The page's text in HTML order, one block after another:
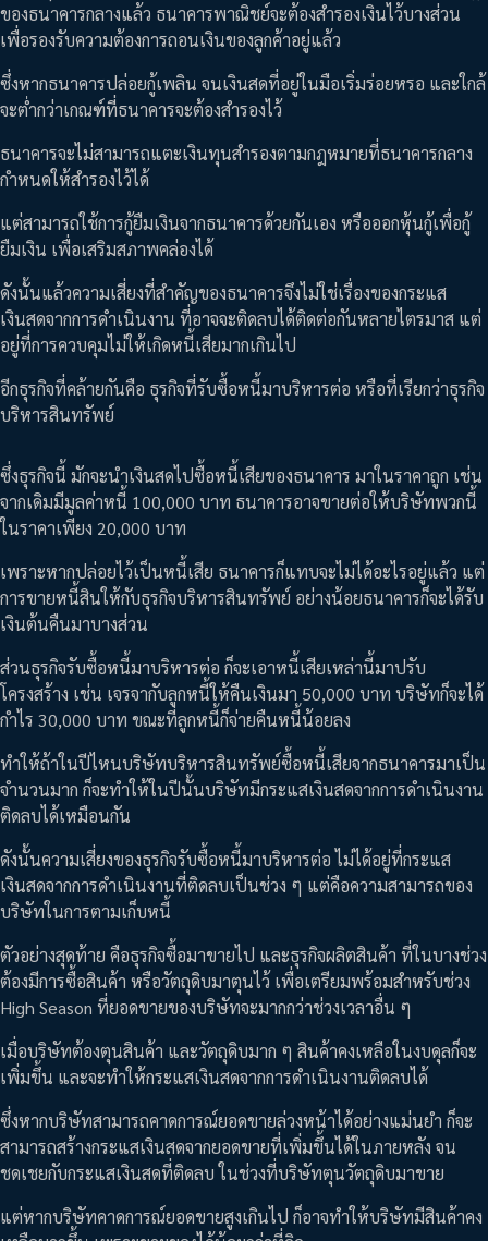
ของธนาคารกลางแล้ว ธนาคารพาณิชย์จะต้องสำรองเงินไว้บางส่วน
เพื่อรองรับความต้องการถอนเงินของลูกค้าอยู่แล้ว
ซึ่งหากธนาคารปล่อยกู้เพลิน จนเงินสดที่อยู่ในมือเริ่มร่อยหรอ และใกล้
จะต่ำกว่าเกณฑ์ที่ธนาคารจะต้องสำรองไว้
ธนาคารจะไม่สามารถแตะเงินทุนสำรองตามกฎหมายที่ธนาคารกลาง
กำหนดให้สำรองไว้ได้
แต่สามารถใช้การกู้ยืมเงินจากธนาคารด้วยกันเอง หรือออกหุ้นกู้เพื่อกู้
ยืมเงิน เพื่อเสริมสภาพคล่องได้
ดังนั้นแล้วความเสี่ยงที่สำคัญของธนาคารจึงไม่ใช่เรื่องของกระแส
เงินสดจากการดำเนินงาน ที่อาจจะติดลบได้ติดต่อกันหลายไตรมาส แต่
อยู่ที่การควบคุมไม่ให้เกิดหนี้เสียมากเกินไป
อีกธุรกิจที่คล้ายกันคือ ธุรกิจที่รับซื้อหนี้มาบริหารต่อ หรือที่เรียกว่าธุรกิจ
บริหารสินทรัพย์
ซึ่งธุรกิจนี้ มักจะนำเงินสดไปซื้อหนี้เสียของธนาคาร มาในราคาถูก เช่น
จากเดิมมีมูลค่าหนี้ 100,000 บาท ธนาคารอาจขายต่อให้บริษัทพวกนี้
ในราคาเพียง 20,000 บาท
เพราะหากปล่อยไว้เป็นหนี้เสีย ธนาคารก็แทบจะไม่ได้อะไรอยู่แล้ว แต่
การขายหนี้สินให้กับธุรกิจบริหารสินทรัพย์ อย่างน้อยธนาคารก็จะได้รับ
เงินต้นคืนมาบางส่วน
ส่วนธุรกิจรับซื้อหนี้มาบริหารต่อ ก็จะเอาหนี้เสียเหล่านี้มาปรับ
โครงสร้าง เช่น เจรจากับลูกหนี้ให้คืนเงินมา 50,000 บาท บริษัทก็จะได้
กำไร 30,000 บาท ขณะที่ลูกหนี้ก็จ่ายคืนหนี้น้อยลง
ทำให้ถ้าในปีไหนบริษัทบริหารสินทรัพย์ซื้อหนี้เสียจากธนาคารมาเป็น
จำนวนมาก ก็จะทำให้ในปีนั้นบริษัทมีกระแสเงินสดจากการดำเนินงาน
ติดลบได้เหมือนกัน
ดังนั้นความเสี่ยงของธุรกิจรับซื้อหนี้มาบริหารต่อ ไม่ได้อยู่ที่กระแส
เงินสดจากการดำเนินงานที่ติดลบเป็นช่วง ๆ แต่คือความสามารถของ
บริษัทในการตามเก็บหนี้
ตัวอย่างสุดท้าย คือธุรกิจซื้อมาขายไป และธุรกิจผลิตสินค้า ที่ในบางช่วง
ต้องมีการซื้อสินค้า หรือวัตถุดิบมาตุนไว้ เพื่อเตรียมพร้อมสำหรับช่วง
High Season ที่ยอดขายของบริษัทจะมากกว่าช่วงเวลาอื่น ๆ
เมื่อบริษัทต้องตุนสินค้า และวัตถุดิบมาก ๆ สินค้าคงเหลือในงบดุลก็จะ
เพิ่มขึ้น และจะทำให้กระแสเงินสดจากการดำเนินงานติดลบได้
ซึ่งหากบริษัทสามารถคาดการณ์ยอดขายล่วงหน้าได้อย่างแม่นยำ ก็จะ
สามารถสร้างกระแสเงินสดจากยอดขายที่เพิ่มขึ้นได้ในภายหลัง จน
ชดเชยกับกระแสเงินสดที่ติดลบ ในช่วงที่บริษัทตุนวัตถุดิบมาขาย
แต่หากบริษัทคาดการณ์ยอดขายสูงเกินไป ก็อาจทำให้บริษัทมีสินค้าคง